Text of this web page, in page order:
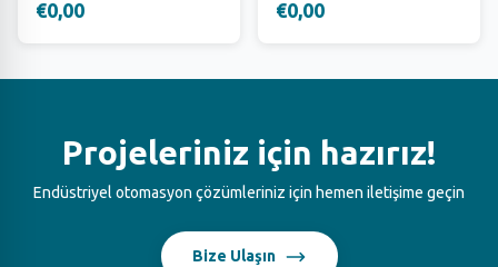
€0,00 €0,00
Projeleriniz için hazırız!
Endüstriyel otomasyon çözümleriniz için hemen iletişime geçin
Bize Ulaşın